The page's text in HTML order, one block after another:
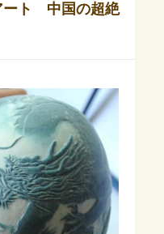
ート 中国の超絶